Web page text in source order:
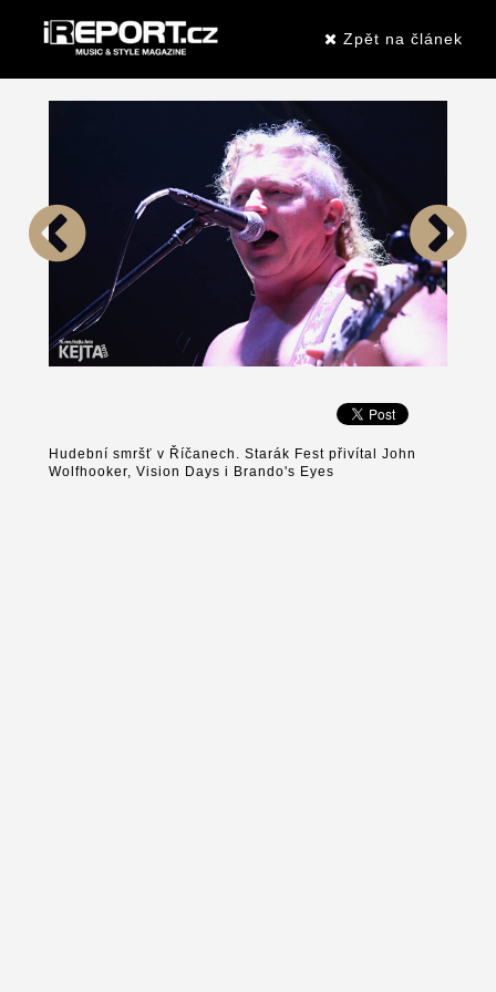
Zpět na článek
Hudební smršť v Říčanech. Starák Fest přivítal John
Wolfhooker, Vision Days i Brando's Eyes